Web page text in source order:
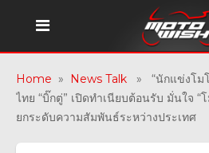
Home » News Talk » “นักแข่งโม
ไทย “บิ๊กตู่” เปิดทำเนียบต้อนรับ มั่นใจ
ยกระดับความสัมพันธ์ระหว่างประเทศ